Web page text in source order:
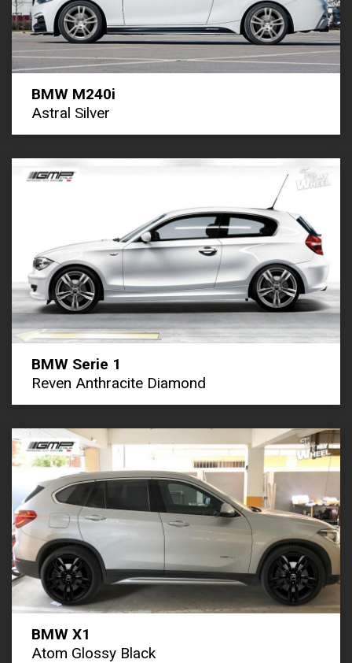
BMW M240i
Astral Silver
BMW Serie 1
Reven Anthracite Diamond
BMW X1
Atom Glossy Black